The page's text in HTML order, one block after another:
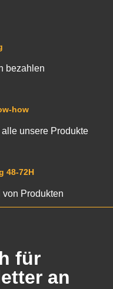
48-72H
Produkten
how
unsere Produkte
bezahlen
für
an